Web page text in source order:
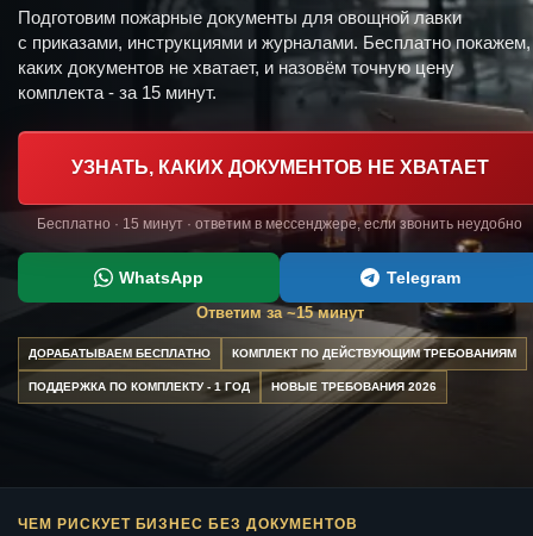
Подготовим пожарные документы для овощной лавки
с приказами, инструкциями и журналами. Бесплатно покажем,
каких документов не хватает, и назовём точную цену
комплекта - за 15 минут.
УЗНАТЬ, КАКИХ ДОКУМЕНТОВ НЕ ХВАТАЕТ
Бесплатно · 15 минут · ответим в мессенджере, если звонить неудобно
WhatsApp Telegram
Ответим за ~15 минут
ДОРАБАТЫВАЕМ БЕСПЛАТНО КОМПЛЕКТ ПО ДЕЙСТВУЮЩИМ ТРЕБОВАНИЯМ
ПОДДЕРЖКА ПО КОМПЛЕКТУ - 1 ГОД НОВЫЕ ТРЕБОВАНИЯ 2026
ЧЕМ РИСКУЕТ БИЗНЕС БЕЗ ДОКУМЕНТОВ